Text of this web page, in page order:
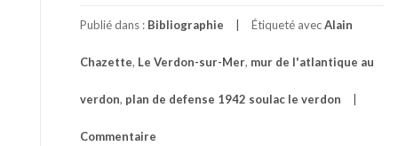
Publié dans : Bibliographie Étiqueté avecAlain
Chazette, Le Verdon-sur-Mer, mur de l'atlantique au
verdon, plan de defense 1942 soulac le verdon
Commentaire